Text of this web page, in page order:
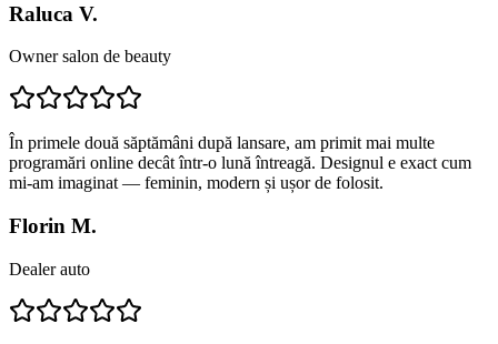
Raluca V.
Owner salon de beauty
În primele două săptămâni după lansare, am primit mai multe
programări online decât într-o lună întreagă. Designul e exact cum
mi-am imaginat — feminin, modern și ușor de folosit.
Florin M.
Dealer auto